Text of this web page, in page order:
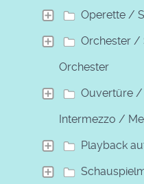
Operette /
Orchester /
Orchester
Ouvertüre /
Intermezzo /
Playback